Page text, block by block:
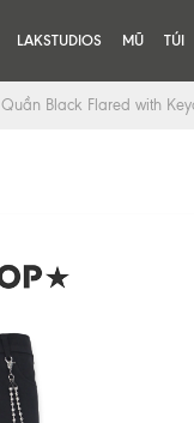
LAKSTUDIOS MŨ TÚI
Quần Black Flared with